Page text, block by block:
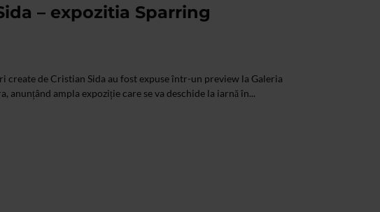
– expozitia Sparring
create de Cristian Sida au fost expuse într-un preview la Galeria
anunțând ampla expoziție care se va deschide la iarnă în...